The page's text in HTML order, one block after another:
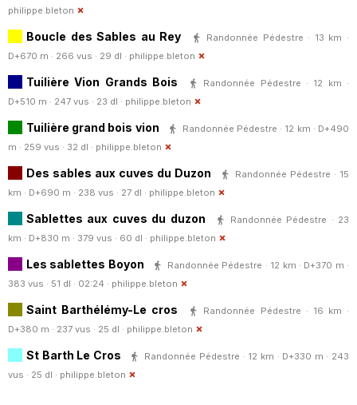
philippe.bleton
Boucle des Sables au Rey
Randonnée Pédestre · 13 km ·
D+670 m · 266 vus · 29 dl · philippe.bleton
Tuilière Vion Grands Bois
Randonnée Pédestre · 12 km ·
D+510 m · 247 vus · 23 dl · philippe.bleton
Tuilière grand bois vion
Randonnée Pédestre · 12 km · D+490
m · 259 vus · 32 dl · philippe.bleton
Des sables aux cuves du Duzon
Randonnée Pédestre · 15
km · D+690 m · 238 vus · 27 dl · philippe.bleton
Sablettes aux cuves du duzon
Randonnée Pédestre · 23
km · D+830 m · 379 vus · 60 dl · philippe.bleton
Les sablettes Boyon
Randonnée Pédestre · 12 km · D+370 m ·
383 vus · 51 dl · 02:24 · philippe.bleton
Saint Barthélémy-Le cros
Randonnée Pédestre · 16 km ·
D+380 m · 237 vus · 25 dl · philippe.bleton
St Barth Le Cros
Randonnée Pédestre · 12 km · D+330 m · 243
vus · 25 dl · philippe.bleton